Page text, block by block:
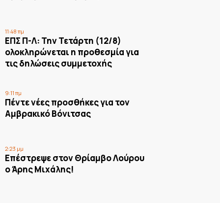
11:48 πμ
ΕΠΣ Π-Λ: Την Τετάρτη (12/8)
ολοκληρώνεται η προθεσμία για
τις δηλώσεις συμμετοχής
9:11 πμ
Πέντε νέες προσθήκες για τον
Αμβρακικό Βόνιτσας
2:23 μμ
Επέστρεψε στον Θρίαμβο Λούρου
ο Άρης Μιχάλης!